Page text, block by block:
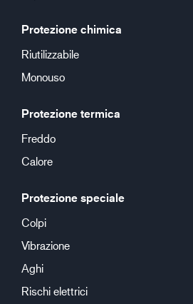
Protezione chimica
Riutilizzabile
Monouso
Protezione termica
Freddo
Calore
Protezione speciale
Colpi
Vibrazione
Aghi
Rischi elettrici